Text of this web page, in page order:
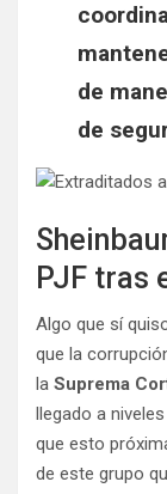
de
de
PJF tras
Algo que sí
que la
la Suprema
llegado a
que esto
de este grupo